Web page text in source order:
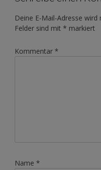
Deine E-Mail-Adresse
Felder sind mit * markiert
Kommentar *
Name *